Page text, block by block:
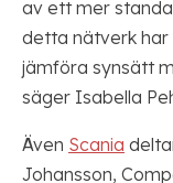
av ett mer
detta nätverk har
jämföra synsätt
säger Isabella
Även Scania
Johansson,